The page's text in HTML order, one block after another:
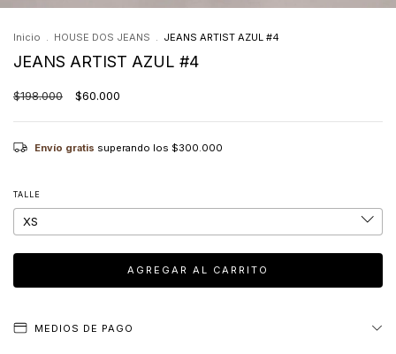
Inicio . HOUSE DOS JEANS . JEANS ARTIST AZUL #4
JEANS ARTIST AZUL #4
$198.000 $60.000
Envío gratis superando los $300.000
TALLE
MEDIOS DE PAGO